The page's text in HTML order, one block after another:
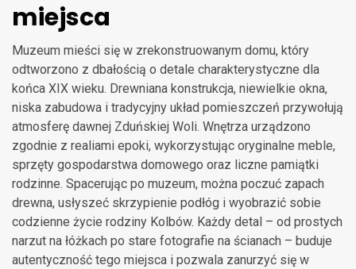
miejsca
Muzeum mieści się w zrekonstruowanym domu, który
odtworzono z dbałością o detale charakterystyczne dla
końca XIX wieku. Drewniana konstrukcja, niewielkie okna,
niska zabudowa i tradycyjny układ pomieszczeń przywołują
atmosferę dawnej Zduńskiej Woli. Wnętrza urządzono
zgodnie z realiami epoki, wykorzystując oryginalne meble,
sprzęty gospodarstwa domowego oraz liczne pamiątki
rodzinne. Spacerując po muzeum, można poczuć zapach
drewna, usłyszeć skrzypienie podłóg i wyobrazić sobie
codzienne życie rodziny Kolbów. Każdy detal – od prostych
narzut na łóżkach po stare fotografie na ścianach – buduje
autentyczność tego miejsca i pozwala zanurzyć się w